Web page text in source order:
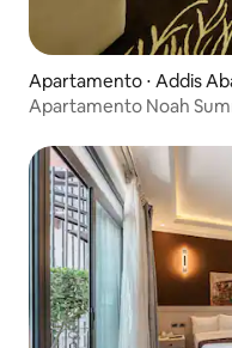
Apartamento ⋅ Addis
Apartamento Noah